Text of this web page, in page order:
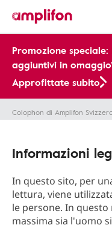
Promozione
aggiuntivi in
Approfittate subito
Colophon di Amplifon
Informazioni
In questo sito, per
lettura, viene
le persone. In
massima sia l'uomo